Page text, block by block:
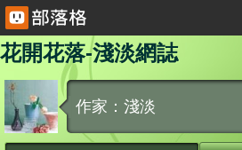
花開花落-淺淡網誌
作家：淺淡